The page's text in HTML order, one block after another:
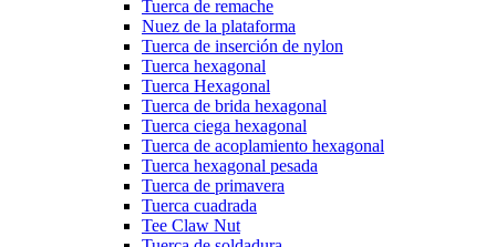
Tuerca de remache
Nuez de la plataforma
Tuerca de inserción de nylon
Tuerca hexagonal
Tuerca Hexagonal
Tuerca de brida hexagonal
Tuerca ciega hexagonal
Tuerca de acoplamiento hexagonal
Tuerca hexagonal pesada
Tuerca de primavera
Tuerca cuadrada
Tee Claw Nut